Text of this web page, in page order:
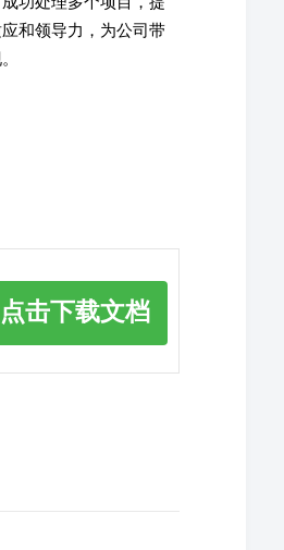
和领导力，为公司带
点击下载文档